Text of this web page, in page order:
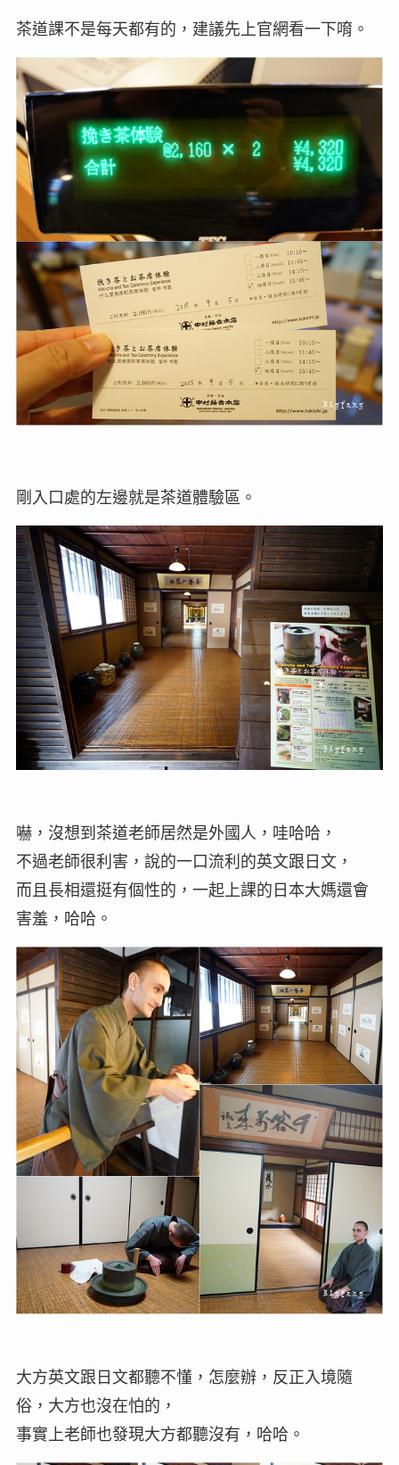
茶道課不是每天都有的，建議先上官網看一下唷。
剛入口處的左邊就是茶道體驗區。
嚇，沒想到茶道老師居然是外國人，哇哈哈，
不過老師很利害，說的一口流利的英文跟日文，
而且長相還挺有個性的，一起上課的日本大媽還會
害羞，哈哈。
大方英文跟日文都聽不懂，怎麼辦，反正入境隨
俗，大方也沒在怕的，
事實上老師也發現大方都聽沒有，哈哈。